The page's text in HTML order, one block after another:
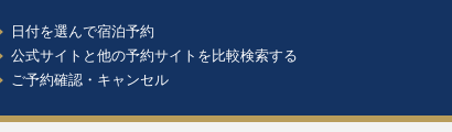
日付を選んで宿泊予約
公式サイトと他の予約サイトを比較検索する
ご予約確認・キャンセル